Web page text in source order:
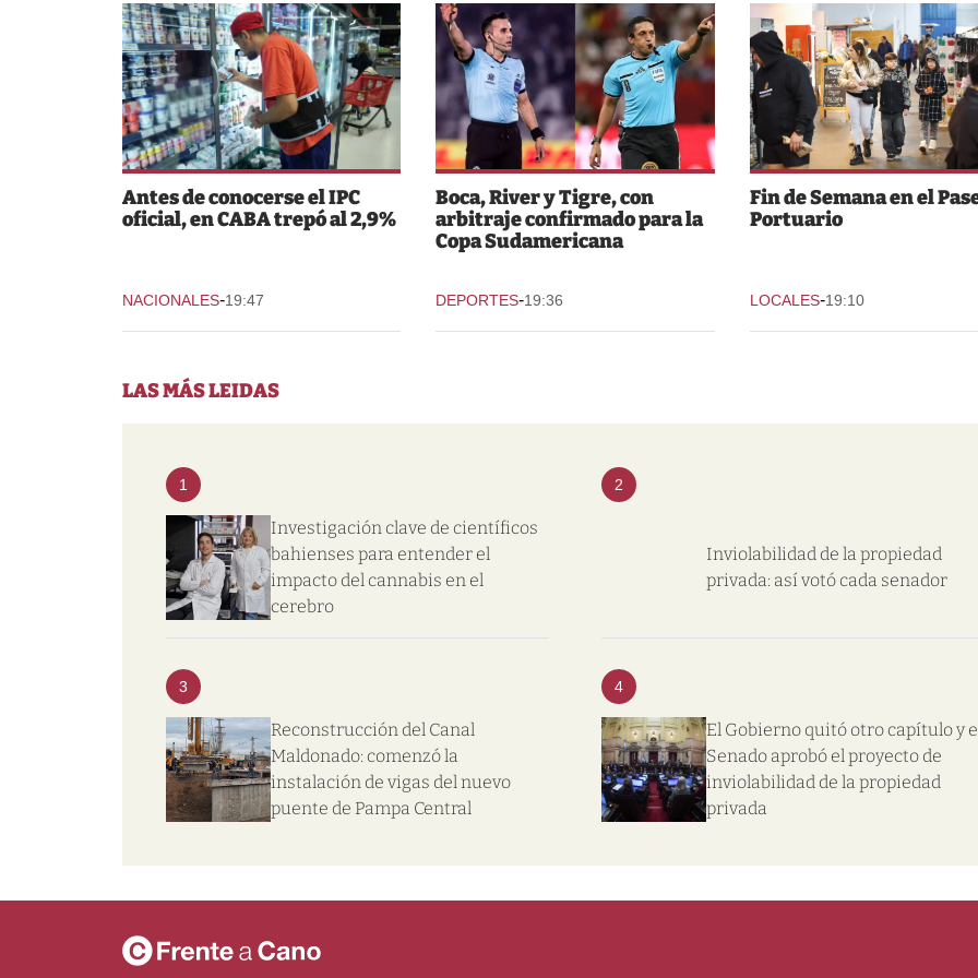
Antes de conocerse el IPC
oficial, en CABA trepó al 2,9%
NACIONALES-19:47
Boca, River y Tigre, con
arbitraje confirmado para la
Copa Sudamericana
DEPORTES-19:36
Fin de Semana en el
Portuario
LOCALES-19:10
LAS MÁS LEIDAS
1
Investigación clave de científicos
bahienses para entender el
impacto del cannabis en el
cerebro
2
Inviolabilidad de la propiedad
privada: así votó cada senador
3
Reconstrucción del Canal
Maldonado: comenzó la
instalación de vigas del nuevo
puente de Pampa Central
4
El Gobierno quitó otro capítulo y
Senado aprobó el proyecto de
inviolabilidad de la propiedad
privada